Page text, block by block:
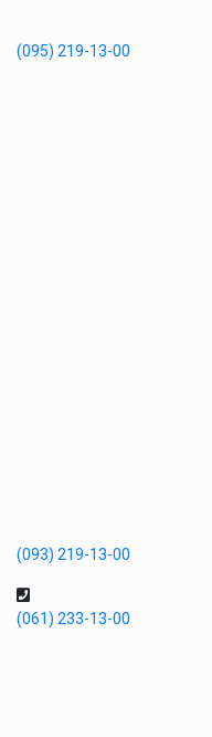
(095) 219-13-00
(093) 219-13-00
(061) 233-13-00